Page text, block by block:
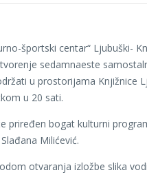
športski centar“ Ljubuški-
sedamnaeste
u prostorijama Knjižnice
u 20 sati.
priređen bogat kulturni
Milićević.
otvaranja izložbe slika